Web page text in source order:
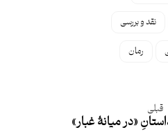
نقد و بررسی
رمان
قبلی
«در میانۀ غبار»